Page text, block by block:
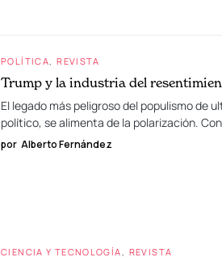
POLÍTICA REVISTA
Trump y la industria del
El legado más peligroso del populismo de
político, se alimenta de la polarización.
por Alberto Fernández
CIENCIA Y TECNOLOGÍA REVISTA